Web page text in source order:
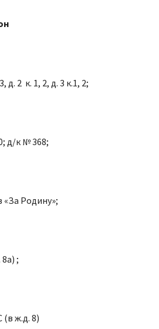
д. 2 к. 1, 2, д. 3 к.1, 2;
д/к № 368;
Родину»;
;
ж.д. 8)